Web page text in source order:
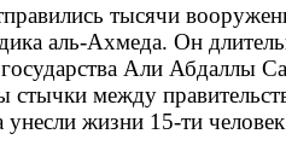
тысячи
аль-Ахмеда. Он
Али Абдаллы
стычки между
жизни 15-ти